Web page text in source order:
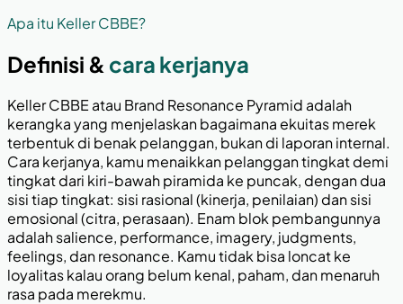
Apa itu Keller CBBE?
Definisi & cara kerjanya
Keller CBBE atau Brand Resonance Pyramid adalah
kerangka yang menjelaskan bagaimana ekuitas merek
terbentuk di benak pelanggan, bukan di laporan internal.
Cara kerjanya, kamu menaikkan pelanggan tingkat demi
tingkat dari kiri-bawah piramida ke puncak, dengan dua
sisi tiap tingkat: sisi rasional (kinerja, penilaian) dan sisi
emosional (citra, perasaan). Enam blok pembangunnya
adalah salience, performance, imagery, judgments,
feelings, dan resonance. Kamu tidak bisa loncat ke
loyalitas kalau orang belum kenal, paham, dan menaruh
rasa pada merekmu.